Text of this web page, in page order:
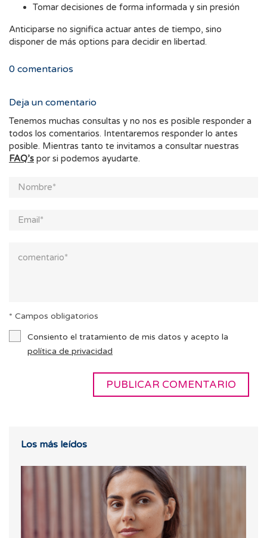
Tomar decisiones de forma informada y sin presión
Anticiparse no significa actuar antes de tiempo, sino
disponer de más options para decidir en libertad.
0 comentarios
Deja un comentario
Tenemos muchas consultas y no nos es posible responder a
todos los comentarios. Intentaremos responder lo antes
posible. Mientras tanto te invitamos a consultar nuestras
FAQ’s por si podemos ayudarte.
* Campos obligatorios
Consiento el tratamiento de mis datos y acepto la
política de privacidad
Los más leídos